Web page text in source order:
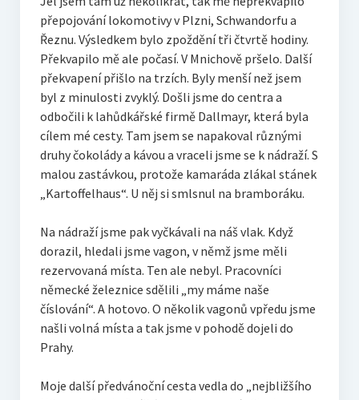
přepojování lokomotivy v Plzni, Schwandorfu a
Řeznu. Výsledkem bylo zpoždění tři čtvrtě hodiny.
Překvapilo mě ale počasí. V Mnichově pršelo. Další
překvapení přišlo na trzích. Byly menší než jsem
byl z minulosti zvyklý. Došli jsme do centra a
odbočili k lahůdkářské firmě Dallmayr, která byla
cílem mé cesty. Tam jsem se napakoval různými
druhy čokolády a kávou a vraceli jsme se k nádraží. S
malou zastávkou, protože kamaráda zlákal stánek
„Kartoffelhaus“. U něj si smlsnul na bramboráku.
Na nádraží jsme pak vyčkávali na náš vlak. Když
dorazil, hledali jsme vagon, v němž jsme měli
rezervovaná místa. Ten ale nebyl. Pracovníci
německé železnice sdělili „my máme naše
číslování“. A hotovo. O několik vagonů vpředu jsme
našli volná místa a tak jsme v pohodě dojeli do
Prahy.
Moje další předvánoční cesta vedla do „nejbližšího